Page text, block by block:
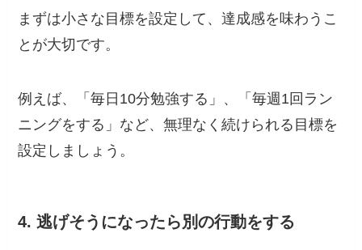
まずは小さな目標を設定して、達成感を味わうこ
とが大切です。
例えば、「毎日10分勉強する」、「毎週1回ラン
ニングをする」など、無理なく続けられる目標を
設定しましょう。
4. 逃げそうになったら別の行動をする